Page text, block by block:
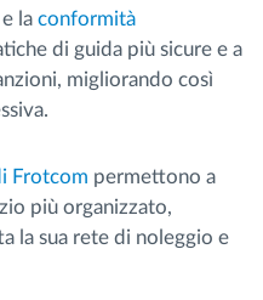
la conformità
di guida più sicure e a
migliorando così
Frotcom permettono a
più organizzato,
la sua rete di noleggio e